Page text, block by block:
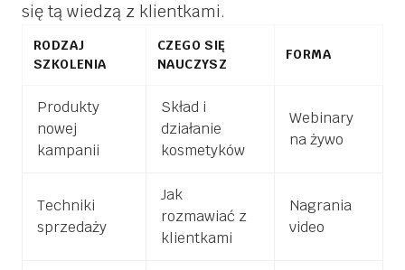
się tą wiedzą z klientkami.
RODZAJ
SZKOLENIA
CZEGO SIĘ
NAUCZYSZ
FORMA
Produkty
nowej
kampanii
Skład i
działanie
kosmetyków
Webinary
na żywo
Techniki
sprzedaży
Jak
rozmawiać z
klientkami
Nagrania
video